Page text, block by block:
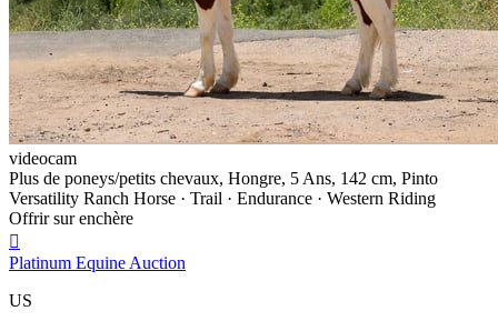
videocam
Plus de poneys/petits chevaux, Hongre, 5 Ans, 142 cm, Pinto
Versatility Ranch Horse · Trail · Endurance · Western Riding
Offrir sur enchère

Platinum Equine Auction
US